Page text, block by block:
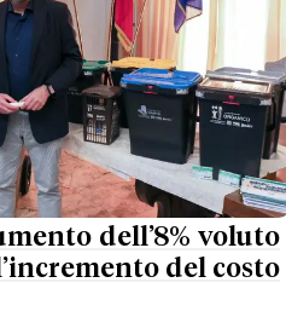
dell’8% voluto
del costo